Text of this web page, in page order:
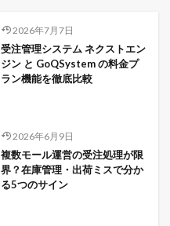
2026年7月7日
受注管理システム ネクストエン
ジン と GoQSystem の料金プ
ラン機能を徹底比較
2026年6月9日
複数モール運営の受注処理が限
界？在庫管理・出荷ミスで分か
る5つのサイン